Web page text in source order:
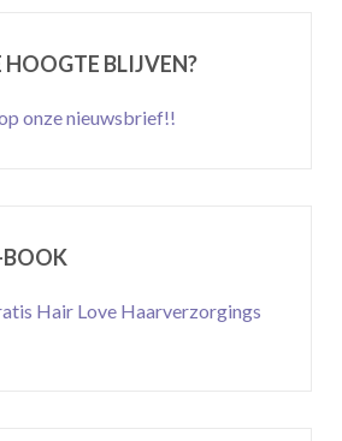
HOOGTE BLIJVEN?
onze nieuwsbrief!!
BOOK
Hair Love Haarverzorgings